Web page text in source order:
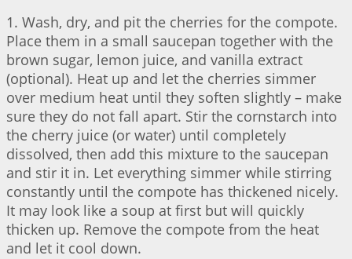
1. Wash, dry, and pit the cherries for the compote.
Place them in a small saucepan together with the
brown sugar, lemon juice, and vanilla extract
(optional). Heat up and let the cherries simmer
over medium heat until they soften slightly – make
sure they do not fall apart. Stir the cornstarch into
the cherry juice (or water) until completely
dissolved, then add this mixture to the saucepan
and stir it in. Let everything simmer while stirring
constantly until the compote has thickened nicely.
It may look like a soup at first but will quickly
thicken up. Remove the compote from the heat
and let it cool down.